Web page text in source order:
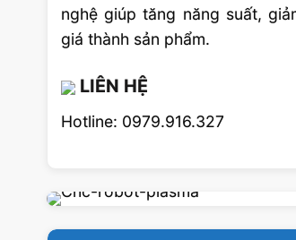
nghệ giúp tăng năng suất,
giá thành sản phẩm.
LIÊN HỆ
Hotline: 0979.916.327